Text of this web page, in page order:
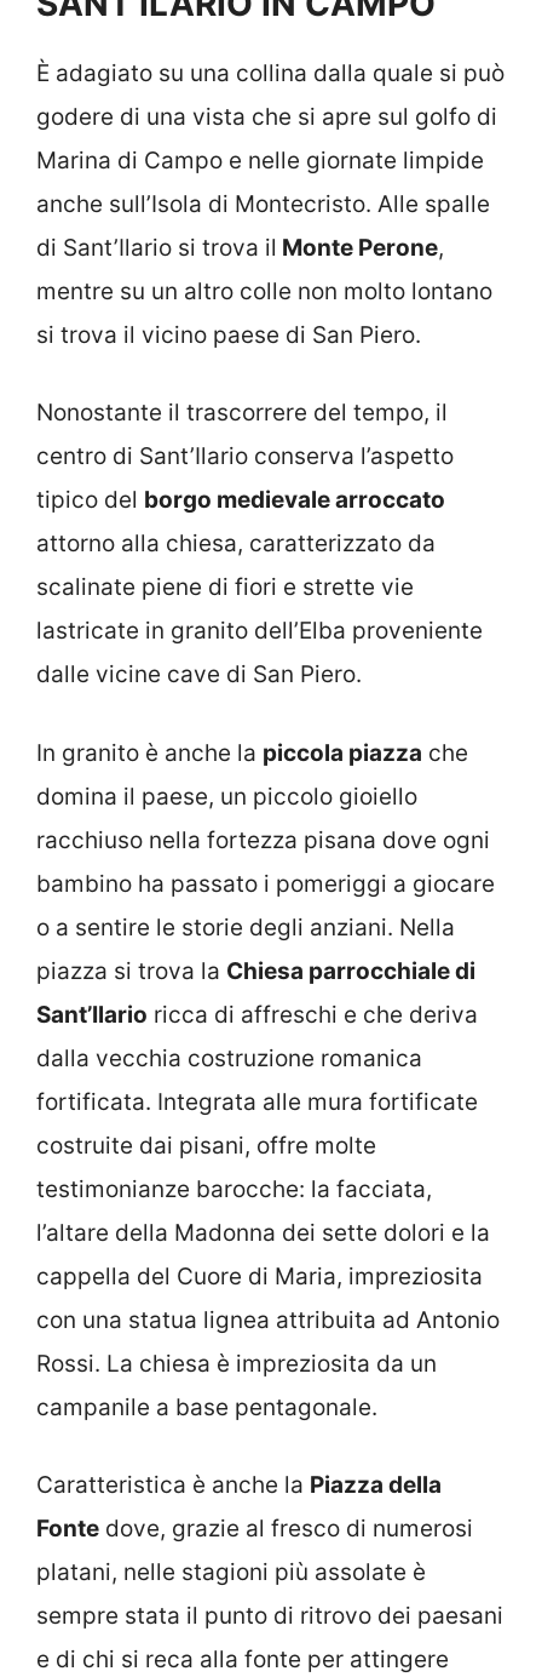
È adagiato su una collina dalla quale si può
godere di una vista che si apre sul golfo di
Marina di Campo e nelle giornate limpide
anche sull’Isola di Montecristo. Alle spalle
di Sant’Ilario si trova il Monte Perone,
mentre su un altro colle non molto lontano
si trova il vicino paese di San Piero.
Nonostante il trascorrere del tempo, il
centro di Sant’Ilario conserva l’aspetto
tipico del borgo medievale arroccato
attorno alla chiesa, caratterizzato da
scalinate piene di fiori e strette vie
lastricate in granito dell’Elba proveniente
dalle vicine cave di San Piero.
In granito è anche la piccola piazza che
domina il paese, un piccolo gioiello
racchiuso nella fortezza pisana dove ogni
bambino ha passato i pomeriggi a giocare
o a sentire le storie degli anziani. Nella
piazza si trova la Chiesa parrocchiale di
Sant’Ilario ricca di affreschi e che deriva
dalla vecchia costruzione romanica
fortificata. Integrata alle mura fortificate
costruite dai pisani, offre molte
testimonianze barocche: la facciata,
l’altare della Madonna dei sette dolori e la
cappella del Cuore di Maria, impreziosita
con una statua lignea attribuita ad Antonio
Rossi. La chiesa è impreziosita da un
campanile a base pentagonale.
Caratteristica è anche la Piazza della
Fonte dove, grazie al fresco di numerosi
platani, nelle stagioni più assolate è
sempre stata il punto di ritrovo dei paesani
e di chi si reca alla fonte per attingere